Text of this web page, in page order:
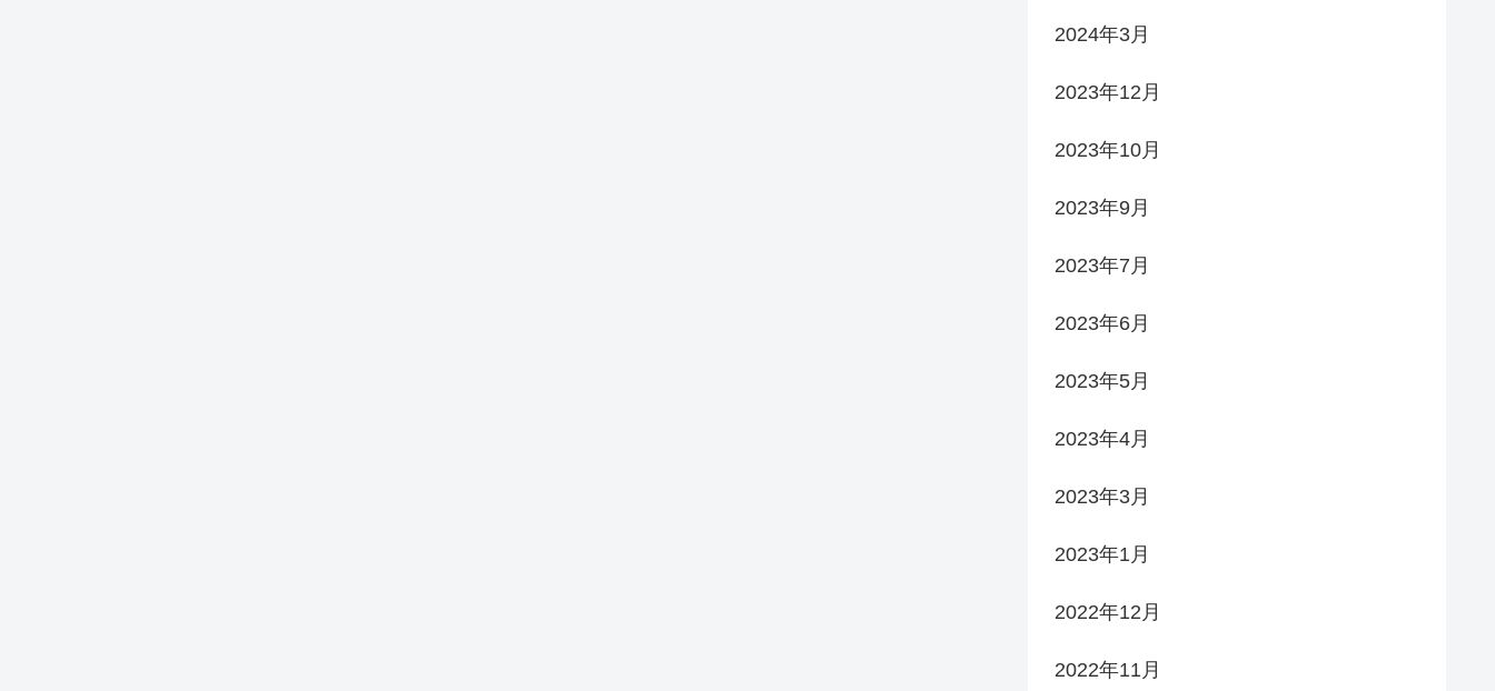
2024年3月
2023年12月
2023年10月
2023年9月
2023年7月
2023年6月
2023年5月
2023年4月
2023年3月
2023年1月
2022年12月
2022年11月